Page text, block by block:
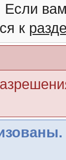
к